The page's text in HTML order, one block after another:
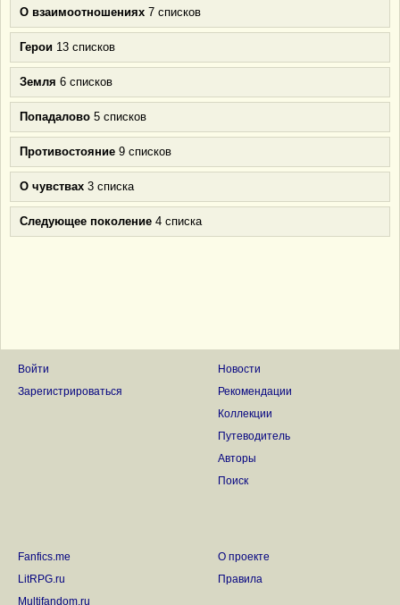
О взаимоотношениях 7 списков
Герои 13 списков
Земля 6 списков
Попадалово 5 списков
Противостояние 9 списков
О чувствах 3 списка
Следующее поколение 4 списка
Войти
Зарегистрироваться
Новости
Рекомендации
Коллекции
Путеводитель
Авторы
Поиск
Fanfics.me
LitRPG.ru
Multifandom.ru
О проекте
Правила